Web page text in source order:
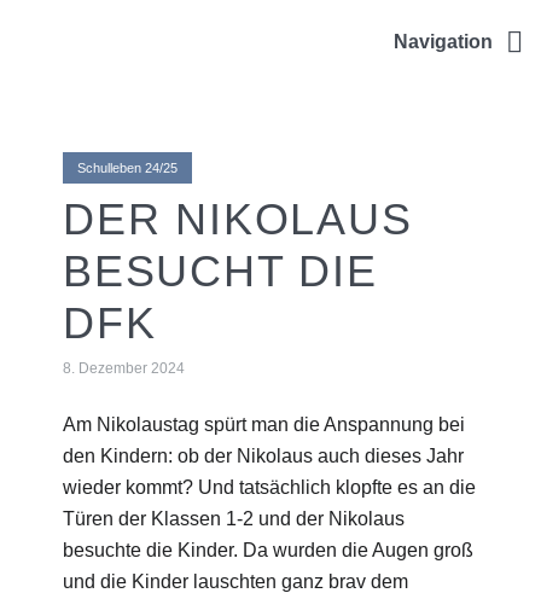
Navigation
Schulleben 24/25
DER NIKOLAUS
BESUCHT DIE
DFK
8. Dezember 2024
Am Nikolaustag spürt man die Anspannung bei
den Kindern: ob der Nikolaus auch dieses Jahr
wieder kommt? Und tatsächlich klopfte es an die
Türen der Klassen 1-2 und der Nikolaus
besuchte die Kinder. Da wurden die Augen groß
und die Kinder lauschten ganz brav dem